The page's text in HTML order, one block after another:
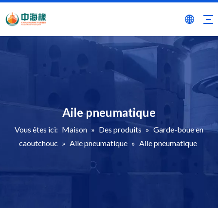
Aile pneumatique
Vous êtes ici: Maison » Des produits » Garde-boue en
caoutchouc » Aile pneumatique » Aile pneumatique